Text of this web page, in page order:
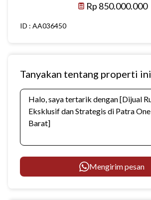
Rp 850.000.000
ID : AA036450
Tanyakan tentang properti ini
Mengirim pesan